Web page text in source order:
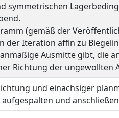
symmetrischen
(gemäß der
der Iteration affin zu
Ausmitte gibt, die
Richtung der ungewollten
und einachsiger
und